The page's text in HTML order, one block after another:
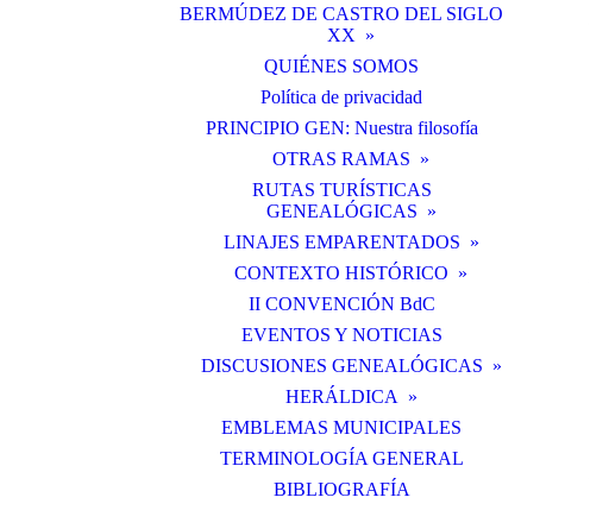
BERMÚDEZ DE CASTRO DEL SIGLO
XX
QUIÉNES SOMOS
Política de privacidad
PRINCIPIO GEN: Nuestra filosofía
OTRAS RAMAS
RUTAS TURÍSTICAS
GENEALÓGICAS
LINAJES EMPARENTADOS
CONTEXTO HISTÓRICO
II CONVENCIÓN BdC
EVENTOS Y NOTICIAS
DISCUSIONES GENEALÓGICAS
HERÁLDICA
EMBLEMAS MUNICIPALES
TERMINOLOGÍA GENERAL
BIBLIOGRAFÍA